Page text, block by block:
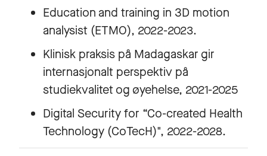
Education and training in 3D motion
analysist (ETMO), 2022-2023.
Klinisk praksis på Madagaskar gir
internasjonalt perspektiv på
studiekvalitet og øyehelse, 2021-2025
Digital Security for “Co-created Health
Technology (CoTecH)", 2022-2028.